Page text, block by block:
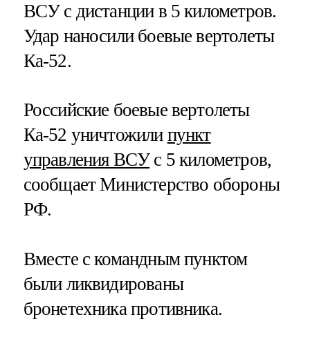
ВСУ с дистанции в 5 километров.
Удар наносили боевые вертолеты
Ка-52.
Российские боевые вертолеты
Ка-52 уничтожили пункт
управления ВСУс 5 километров,
сообщает Министерство обороны
РФ.
Вместе с командным пунктом
были ликвидированы
бронетехника противника.